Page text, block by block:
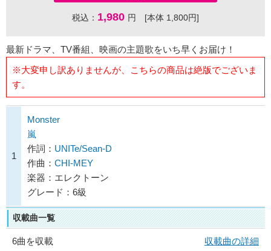
税込： 1,980 円 [本体 1,800円]
最新ドラマ、TV番組、映画の主題歌をいち早くお届け！
※大変申し訳ありませんが、こちらの商品は絶版でございま
す。
1
Monster
嵐
作詞： UNITe/Sean-D
作曲： CHI-MEY
楽器：エレクトーン
グレード：6級
収載曲一覧
6曲を収載
収載曲の詳細